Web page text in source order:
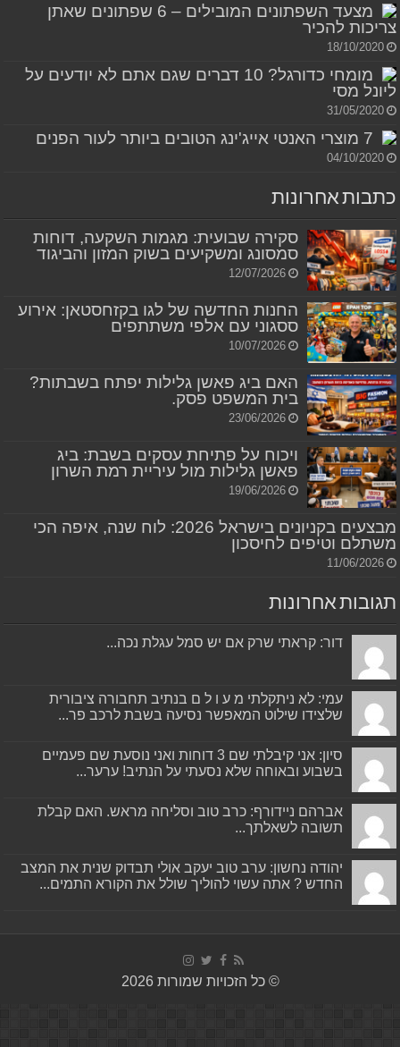
מצעד השפתונים המובילים – 6 שפתונים שאתן
צריכות להכיר
18/10/2020
מומחי כדורגל? 10 דברים שגם אתם לא יודעים על
ליונל מסי
31/05/2020
7 מוצרי האנטי אייג'ינג הטובים ביותר לעור הפנים
04/10/2020
כתבות אחרונות
סקירה שבועית: מגמות השקעה, דוחות
סמסונג ומשקיעים בשוק המזון והביגוד
12/07/2026
החנות החדשה של לגו בקזחסטאן: אירוע
ססגוני עם אלפי משתתפים
10/07/2026
האם ביג פאשן גלילות יפתח בשבתות?
בית המשפט פסק.
23/06/2026
ויכוח על פתיחת עסקים בשבת: ביג
פאשן גלילות מול עיריית רמת השרון
19/06/2026
מבצעים בקניונים בישראל 2026: לוח שנה, איפה הכי
משתלם וטיפים לחיסכון
11/06/2026
תגובות אחרונות
דור: קראתי שרק אם יש סמל עגלת נכה...
עמי: לא ניתקלתי מ ע ו ל ם בנתיב תחבורה ציבורית
שלצידו שילוט המאפשר נסיעה בשבת לרכב פר...
סיון: אני קיבלתי שם 3 דוחות ואני נוסעת שם פעמיים
בשבוע ובאוחה שלא נסעתי על הנתיב! ערער...
אברהם ניידורף: כרב טוב וסליחה מראש. האם קבלת
תשובה לשאלתך...
יהודה נחשון: ערב טוב יעקב אולי תבדוק שנית את המצב
החדש ? אתה עשוי להוליך שולל את הקורא התמים...
© כל הזכויות שמורות 2026